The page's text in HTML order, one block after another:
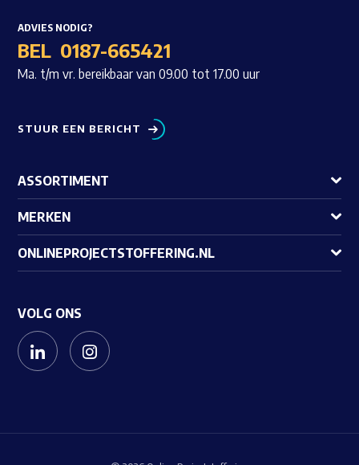
ADVIES NODIG?
BEL 0187-665421
Ma. t/m vr. bereikbaar van 09.00 tot 17.00 uur
STUUR EEN BERICHT
ASSORTIMENT
MERKEN
ONLINEPROJECTSTOFFERING.NL
VOLG ONS